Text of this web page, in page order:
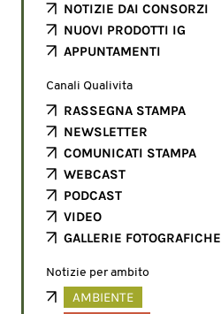
NOTIZIE DAI CONSORZI
NUOVI PRODOTTI IG
APPUNTAMENTI
Canali Qualivita
RASSEGNA STAMPA
NEWSLETTER
COMUNICATI STAMPA
WEBCAST
PODCAST
VIDEO
GALLERIE FOTOGRAFICHE
Notizie per ambito
AMBIENTE